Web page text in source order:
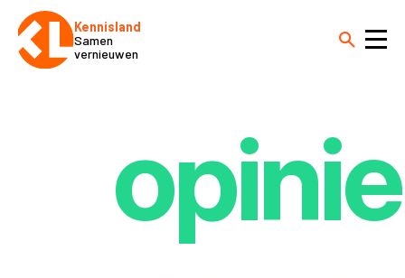
Kennisland
Samen
vernieuwen
opinie